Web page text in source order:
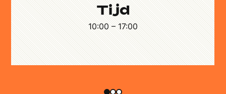
Tijd
10:00 – 17:00